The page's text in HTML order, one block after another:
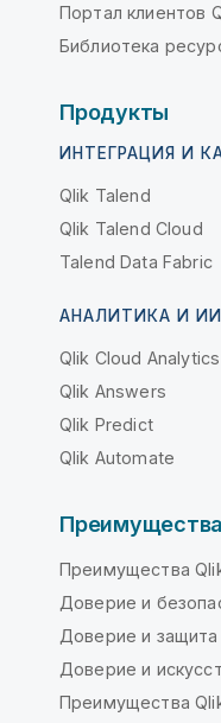
Портал клиентов
Библиотека
Продукты
ИНТЕГРАЦИЯ И
Qlik Talend
Qlik Talend Cloud
Talend Data Fabric
АНАЛИТИКА И ИИ
Qlik Cloud Analytics
Qlik Answers
Qlik Predict
Qlik Automate
Преимущества
Доверие и
Доверие и
Доверие и
Преимущества